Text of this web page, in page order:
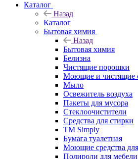
Каталог
Назад
Каталог
Бытовая химия
Назад
Бытовая химия
Белизна
Чистящие порошки
Моющие и чистящие
Мыло
Освежитель воздуха
Пакеты для мусора
Стеклоочистители
Средства для стирки
TM Simply
Бумага туалетная
Моющие средства
Полироли для мебели